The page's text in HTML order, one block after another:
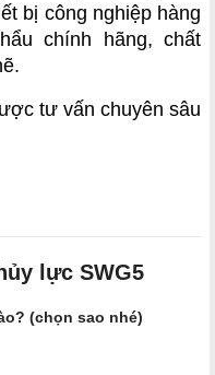
bị công nghiệp hàng
chính hãng, chất
tư vấn chuyên sâu
lực SWG5
(chọn sao nhé)